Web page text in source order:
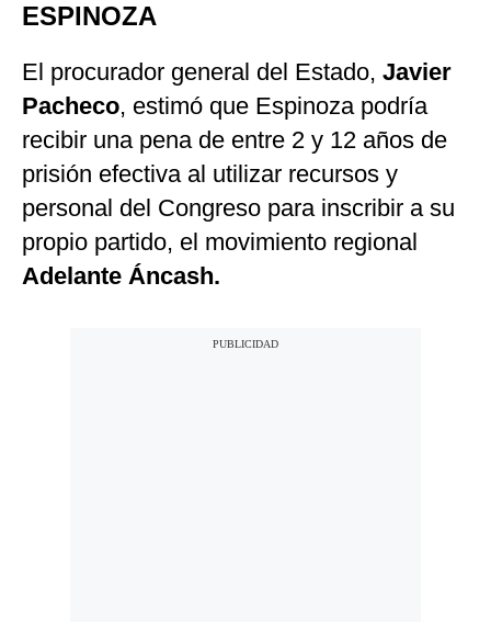
ESPINOZA
El procurador general del Estado, Javier
Pacheco, estimó que Espinoza podría
recibir una pena de entre 2 y 12 años de
prisión efectiva al utilizar recursos y
personal del Congreso para inscribir a su
propio partido, el movimiento regional
Adelante Áncash.